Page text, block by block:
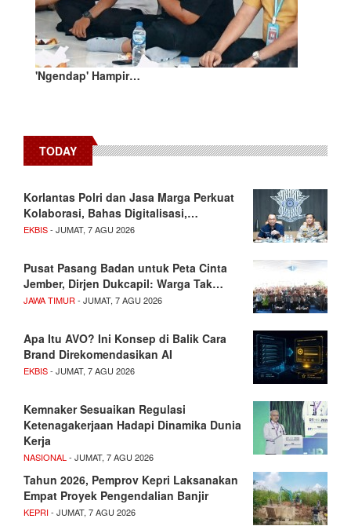
'Ngendap' Hampir…
TODAY
Korlantas Polri dan Jasa Marga Perkuat
Kolaborasi, Bahas Digitalisasi,…
EKBIS- JUMAT, 7 AGU 2026
Pusat Pasang Badan untuk Peta Cinta
Jember, Dirjen Dukcapil: Warga Tak…
JAWA TIMUR - JUMAT, 7 AGU 2026
Apa Itu AVO? Ini Konsep di Balik Cara
Brand Direkomendasikan AI
EKBIS- JUMAT, 7 AGU 2026
Kemnaker Sesuaikan Regulasi
Ketenagakerjaan Hadapi Dinamika Dunia
Kerja
NASIONAL - JUMAT, 7 AGU 2026
Tahun 2026, Pemprov Kepri Laksanakan
Empat Proyek Pengendalian Banjir
KEPRI- JUMAT, 7 AGU 2026